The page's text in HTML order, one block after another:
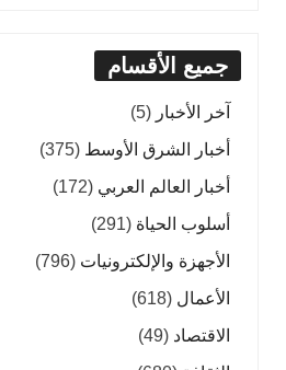
جميع الأقسام
آخر الأخبار (5)
أخبار الشرق الأوسط (375)
أخبار العالم العربي (172)
أسلوب الحياة (291)
الأجهزة والإلكترونيات (796)
الأعمال (618)
الاقتصاد (49)